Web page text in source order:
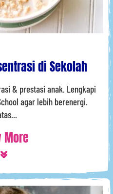
di Sekolah
& prestasi anak. Lengkapi
agar lebih berenergi.
More